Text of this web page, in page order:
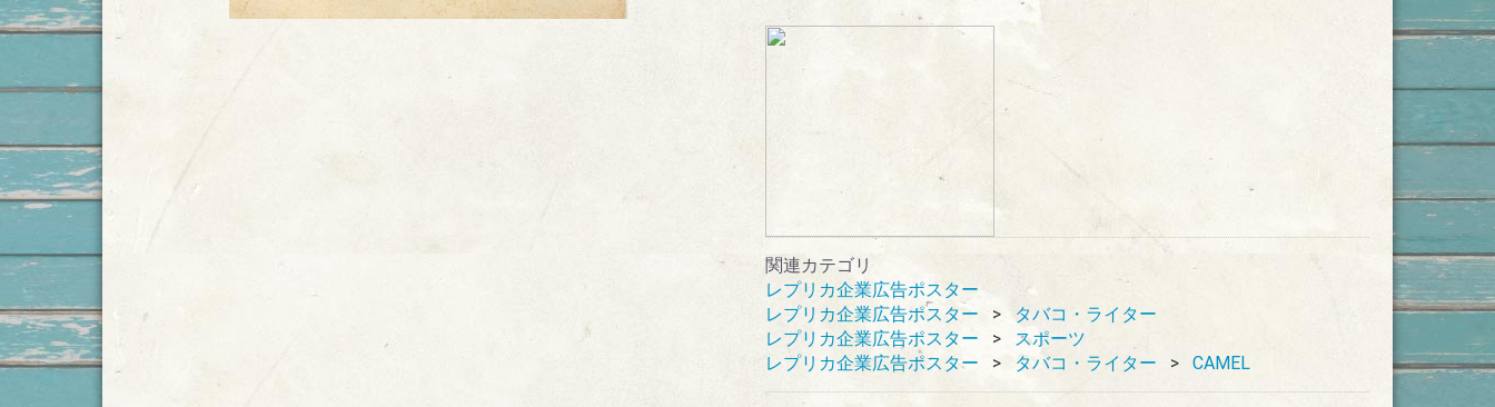
関連カテゴリ
レプリカ企業広告ポスター
レプリカ企業広告ポスター
タバコ・ライター
レプリカ企業広告ポスター
スポーツ
レプリカ企業広告ポスター
タバコ・ライター CAMEL